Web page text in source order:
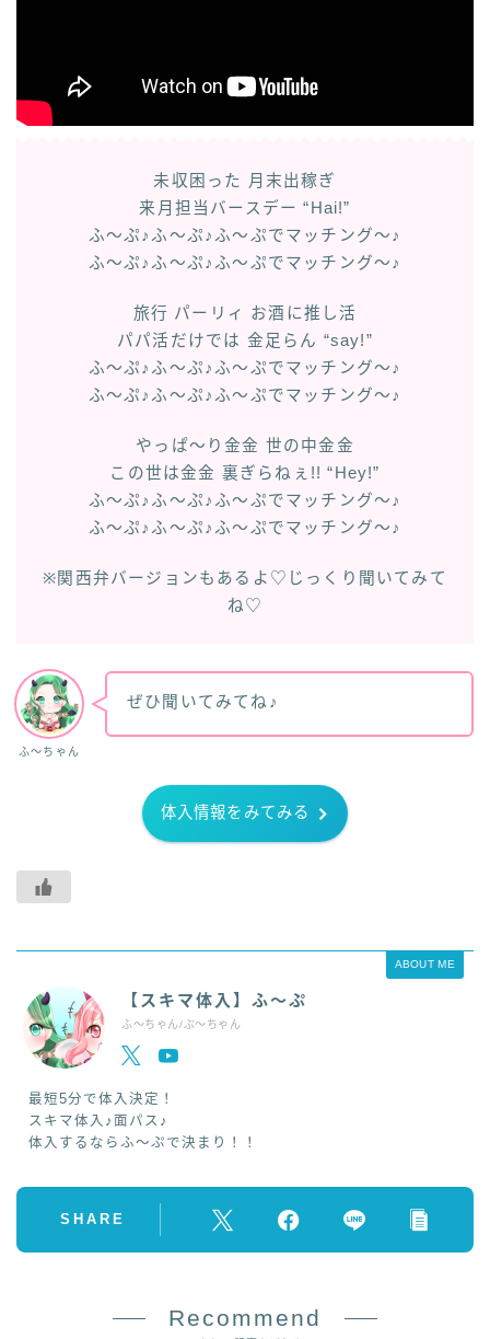
未収困った 月末出稼ぎ
来月担当バースデー “Hai!”
ふ〜ぷ♪ふ〜ぷ♪ふ〜ぷでマッチング〜♪
ふ〜ぷ♪ふ〜ぷ♪ふ〜ぷでマッチング〜♪
旅行 パーリィ お酒に推し活
パパ活だけでは 金足らん “say!”
ふ〜ぷ♪ふ〜ぷ♪ふ〜ぷでマッチング〜♪
ふ〜ぷ♪ふ〜ぷ♪ふ〜ぷでマッチング〜♪
やっぱ〜り金金 世の中金金
この世は金金 裏ぎらねぇ!! “Hey!”
ふ〜ぷ♪ふ〜ぷ♪ふ〜ぷでマッチング〜♪
ふ〜ぷ♪ふ〜ぷ♪ふ〜ぷでマッチング〜♪
※関西弁バージョンもあるよ♡じっくり聞いてみて
ね♡
ふ～ちゃん
ぜひ聞いてみてね♪
体入情報をみてみる
ABOUT ME
【スキマ体入】ふ～ぷ
ふ～ちゃん/ぷ～ちゃん
最短5分で体入決定！
スキマ体入♪面パス♪
体入するならふ～ぷで決まり！！
SHARE
Recommend